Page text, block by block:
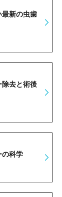
最新の虫歯
除去と術後
の科学